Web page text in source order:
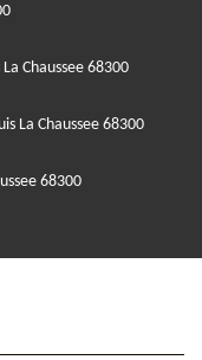
Chaussee 68300
La Chaussee 68300
68300